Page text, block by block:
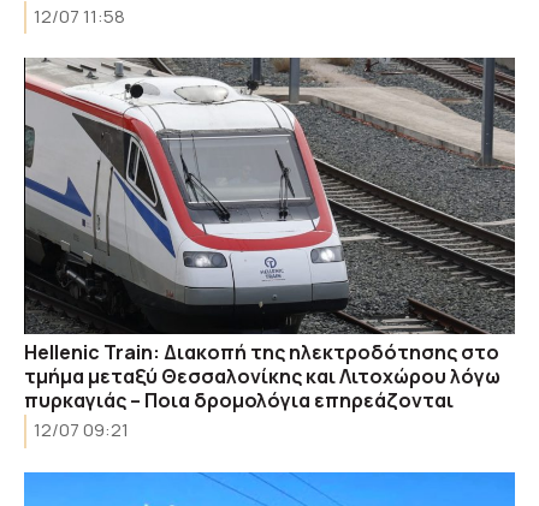
12/07 11:58
Hellenic Train: Διακοπή της ηλεκτροδότησης στο
τμήμα μεταξύ Θεσσαλονίκης και Λιτοχώρου λόγω
πυρκαγιάς – Ποια δρομολόγια επηρεάζονται
12/07 09:21